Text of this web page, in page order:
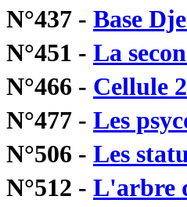
N°437 - Base
N°451 - La
N°466 - Cellule
N°477 - Les
N°506 - Les
N°512 - L'arbre